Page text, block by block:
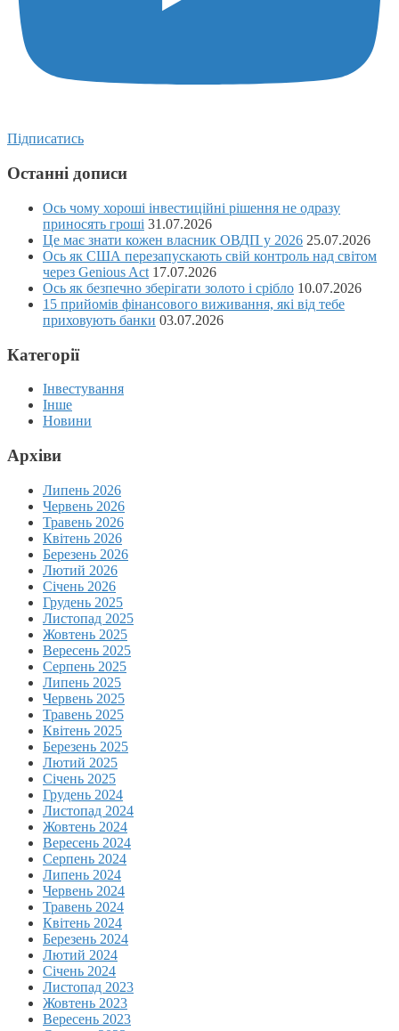
Підписатись
Останні дописи
Ось чому хороші інвестиційні рішення не одразу
приносять гроші 31.07.2026
Це має знати кожен власник ОВДП у 2026 25.07.2026
Ось як США перезапускають свій контроль над світом
через Genious Act 17.07.2026
Ось як безпечно зберігати золото і срібло 10.07.2026
15 прийомів фінансового виживання, які від тебе
приховують банки 03.07.2026
Категорії
Інвестування
Інше
Новини
Архіви
Липень 2026
Червень 2026
Травень 2026
Квітень 2026
Березень 2026
Лютий 2026
Січень 2026
Грудень 2025
Листопад 2025
Жовтень 2025
Вересень 2025
Серпень 2025
Липень 2025
Червень 2025
Травень 2025
Квітень 2025
Березень 2025
Лютий 2025
Січень 2025
Грудень 2024
Листопад 2024
Жовтень 2024
Вересень 2024
Серпень 2024
Липень 2024
Червень 2024
Травень 2024
Квітень 2024
Березень 2024
Лютий 2024
Січень 2024
Листопад 2023
Жовтень 2023
Вересень 2023